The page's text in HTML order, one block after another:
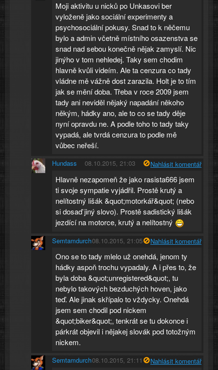
Moji aktivitu u nicků po Unkasovi ber
vyloženě jako sociální experimenty a
psychosociální pokusy. Snad to k něčemu
bylo a admin včetně místního osazenstva se
snad nad sebou konečně nějak zamyslí. Nic
jinýho v tom nehledej. Taky sem chodim
hlavně kvůli videím. Ale ta cenzura co tady
vládne mě vážně dost zarazila. Holt je to tím
jak se mění doba. Třeba v roce 2009 jsem
tady ani neviděl nějaký napadání někoho
někým, hádky ano, ale to co se tady děje
nyní opravdu ne. A podle toho to tady taky
vypadá, ale tvrdá cenzura to podle mě
vůbec neřeší.
Hundass 08.10.2015, 21:03 Nahlásit komentář
Hlavně nezapomeň že jako rasista666 jsem
ti svoje sympatie vyjádřil. Prostě krutý a
nelítostný lišák &quot;motorkář&quot; (nebo
si dosaď jiný slovo). Prostě sadistický lišák
jezdící na motorce, krutý a nelítostný
Semtamdurch08.10.2015, 21:05 Nahlásit komentář
Ono se to tady mlelo už onehdá, jenom ty
hádky aspoň trochu vypadaly. A i přes to, že
byla doba &quot;unregistered&quot;, tu
nebylo takových bezduchých hoven, jako
teď. Ale jinak skřípalo to vždycky. Onehdá
jsem sem chodil pod nickem
&quot;biker&quot;, tenkrát se tu dokonce i
párkrát objevil i nějakej slovák pod totožným
nickem.
Semtamdurch08.10.2015, 21:11 Nahlásit komentář